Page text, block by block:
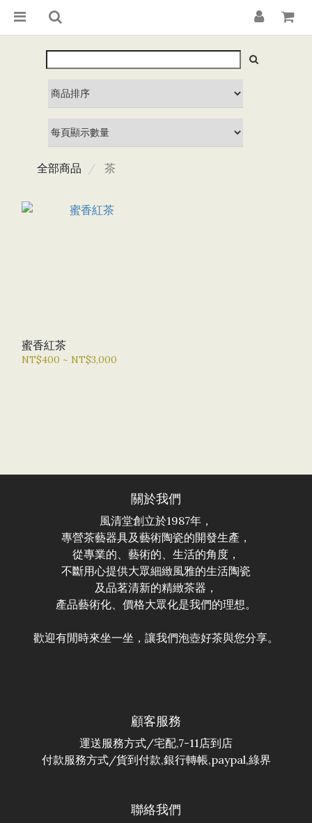
全部商品 茶
蜜香紅茶
NT$400 ~ NT$3,000
關於我們
風清堂創立於1987年，
專營茶藝器具及藝術陶瓷的開發生產，
從專業的、藝術的、生活的角度，
不斷用心提供大眾細緻風雅的生活陶瓷
及品茗清新的精緻茶器，
產品藝術化、價格大眾化是我們的理想。
歡迎有閒時來坐一坐，讓我們泡壺好茶與您分享。
顧客服務
運送服務方式/宅配,7-11店到店
付款服務方式/貨到付款,銀行轉帳,paypal,綠界
聯絡我們